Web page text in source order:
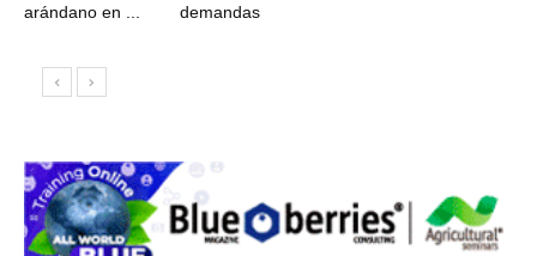
arándano en ...
demandas